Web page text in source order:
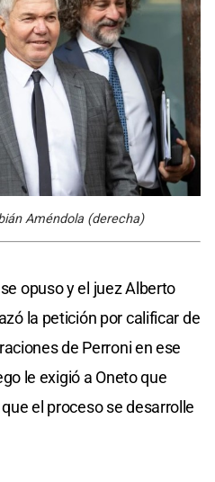
Améndola (derecha)
opuso y el juez Alberto
la petición por calificar de
de Perroni en ese
le exigió a Oneto que
el proceso se desarrolle